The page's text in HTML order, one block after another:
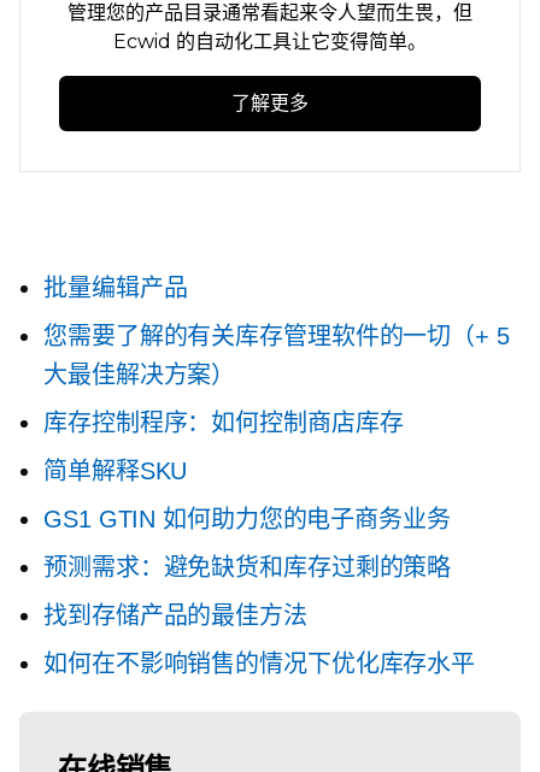
管理您的产品目录通常看起来令人望而生畏，但
Ecwid 的自动化工具让它变得简单。
了解更多
批量编辑产品
您需要了解的有关库存管理软件的一切（+ 5
大最佳解决方案）
库存控制程序：如何控制商店库存
简单解释SKU
GS1 GTIN 如何助力您的电子商务业务
预测需求：避免缺货和库存过剩的策略
找到存储产品的最佳方法
如何在不影响销售的情况下优化库存水平